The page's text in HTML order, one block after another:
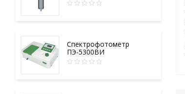
Спектрофотометр
ПЭ-5300ВИ